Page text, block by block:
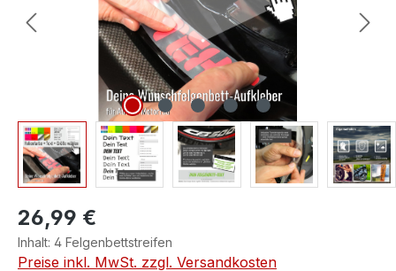
26,99 €
Inhalt: 4 Felgenbettstreifen
Preise inkl. MwSt. zzgl. Versandkosten